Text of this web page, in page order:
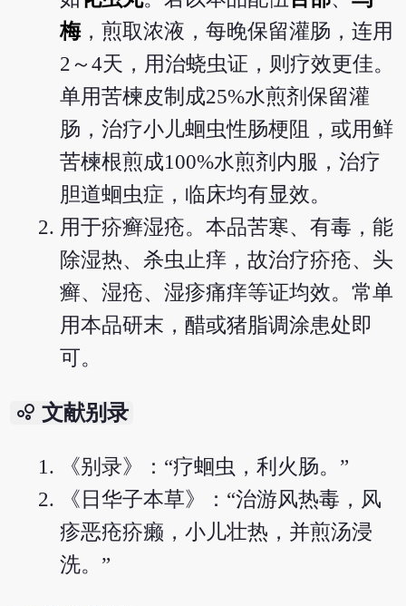
梅，煎取浓液，每晚保留灌肠，连用
2～4天，用治蛲虫证，则疗效更佳。
单用苦楝皮制成25%水煎剂保留灌
肠，治疗小儿蛔虫性肠梗阻，或用鲜
苦楝根煎成100%水煎剂内服，治疗
胆道蛔虫症，临床均有显效。
用于疥癣湿疮。本品苦寒、有毒，能
除湿热、杀虫止痒，故治疗疥疮、头
癣、湿疮、湿疹痛痒等证均效。常单
用本品研末，醋或猪脂调涂患处即
可。
bubble_chart 文献别录
《别录》：“疗蛔虫，利火肠。”
《日华子本草》：“治游风热毒，风
疹恶疮疥癞，小儿壮热，并煎汤浸
洗。”